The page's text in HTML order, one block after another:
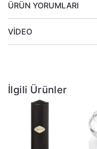
ÜRÜN YORUMLARI
VİDEO
İlgili Ürünler